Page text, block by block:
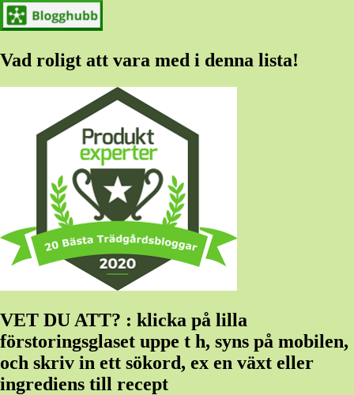
Vad roligt att vara med i denna lista!
VET DU ATT? : klicka på lilla
förstoringsglaset uppe t h, syns på mobilen,
och skriv in ett sökord, ex en växt eller
ingrediens till recept